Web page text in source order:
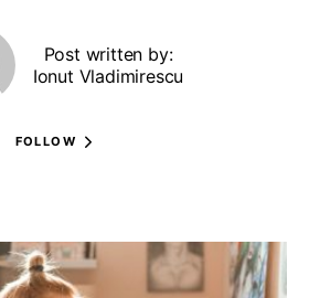
Post written by:
Ionut Vladimirescu
FOLLOW